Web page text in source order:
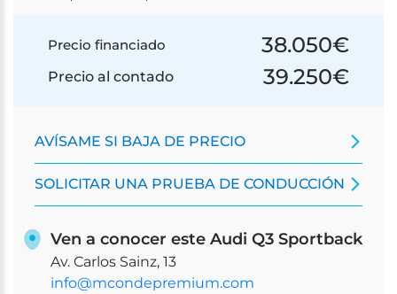
Precio financiado 38.050€
Precio al contado 39.250€
AVÍSAME SI BAJA DE PRECIO
SOLICITAR UNA PRUEBA DE CONDUCCIÓN
Ven a conocer este Audi Q3 Sportback
Av. Carlos Sainz, 13
info@mcondepremium.com